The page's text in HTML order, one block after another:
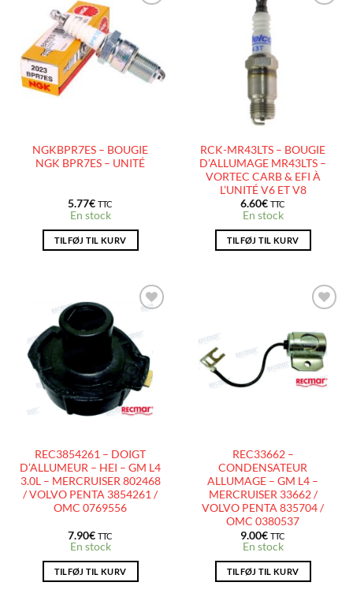
AJOUTER
À LA
LISTE
D’ENVIES
NGKBPR7ES – BOUGIE
NGK BPR7ES – UNITÉ
5.77€ TTC
En stock
TILFØJ TIL KURV
RCK-MR43LTS – BOUGIE
D’ALLUMAGE MR43LTS –
VORTEC CARB & EFI À
L’UNITÉ V6 ET V8
6.60€ TTC
En stock
TILFØJ TIL KURV
AJOUTER
À LA
LISTE
D’ENVIES
REC3854261 – DOIGT
D’ALLUMEUR – HEI – GM L4
3.0L – MERCRUISER 802468
/ VOLVO PENTA 3854261 /
OMC 0769556
7.90€ TTC
En stock
TILFØJ TIL KURV
À LA
LISTE
D’ENVIES
REC33662 –
CONDENSATEUR
ALLUMAGE – GM L4 –
MERCRUISER 33662 /
VOLVO PENTA 835704 /
OMC 0380537
9.00€ TTC
En stock
TILFØJ TIL KURV